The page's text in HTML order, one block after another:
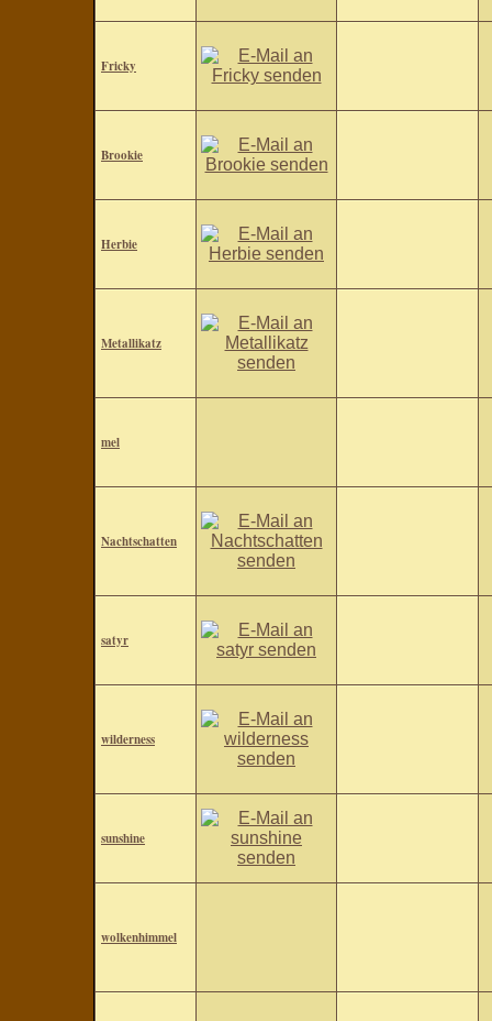
Fricky
Brookie
Herbie
Metallikatz
mel
Nachtschatten
satyr
wilderness
sunshine
wolkenhimmel